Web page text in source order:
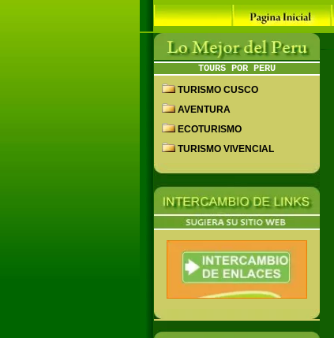
TOURS POR PERU
TURISMO CUSCO
AVENTURA
ECOTURISMO
TURISMO VIVENCIAL